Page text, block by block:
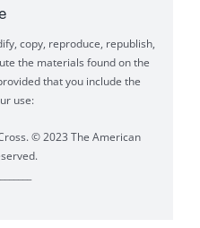
copy, reproduce, republish,
the materials found on the
that you include the
use:
© 2023 The American